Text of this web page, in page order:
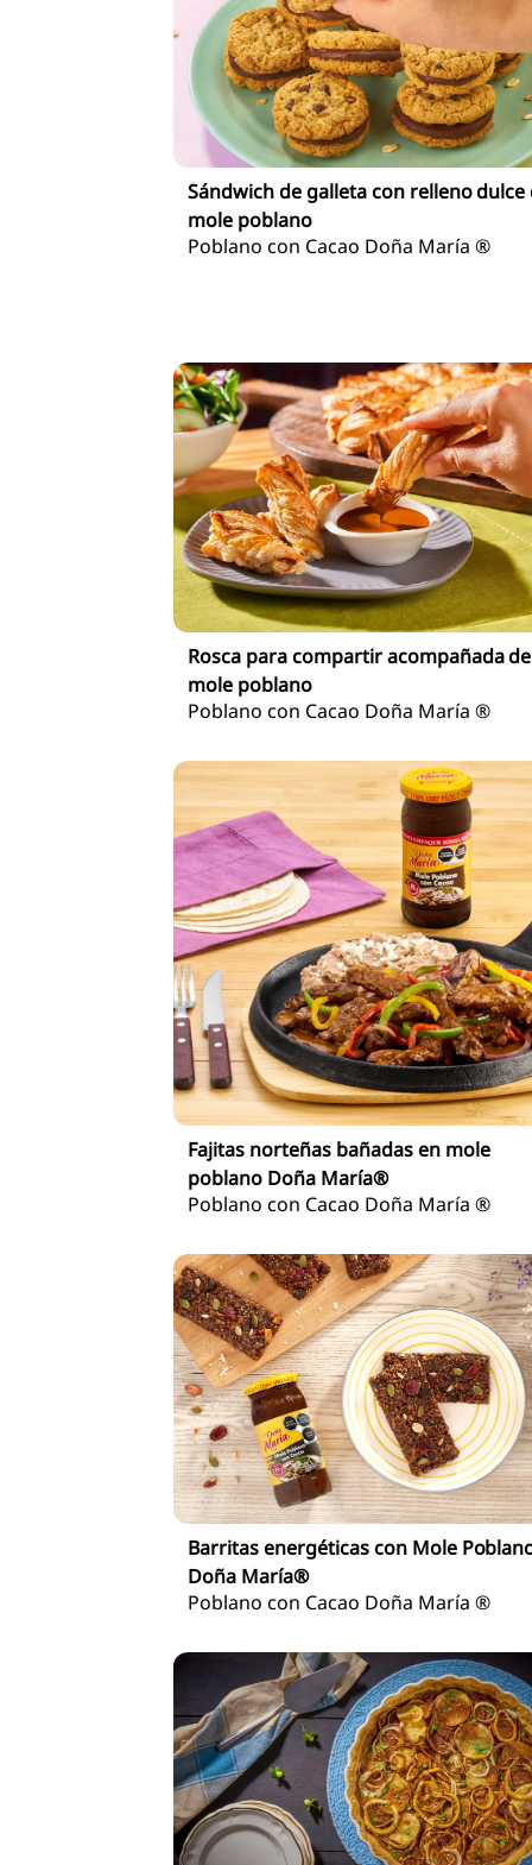
Sándwich de galleta con relleno dulce
mole poblano
Poblano con Cacao Doña María ®
Rosca para compartir acompañada de
mole poblano
Poblano con Cacao Doña María ®
Fajitas norteñas bañadas en mole
poblano Doña María®
Poblano con Cacao Doña María ®
Barritas energéticas con Mole
Doña María®
Poblano con Cacao Doña María ®